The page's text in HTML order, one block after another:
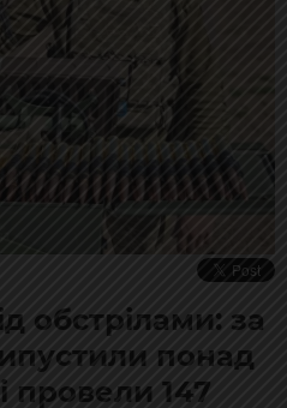
обстрілами: за
понад
провели 147